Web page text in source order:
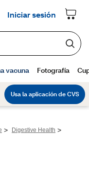
> Digestive Health >